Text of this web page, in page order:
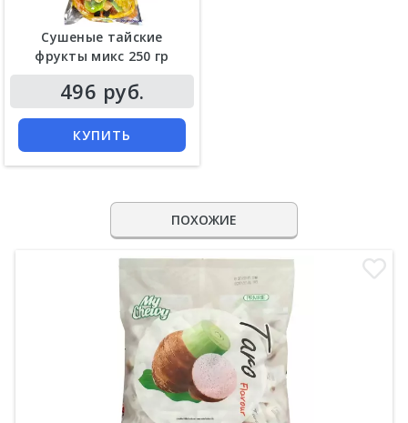
Сушеные тайские
фрукты микс 250 гр
496 руб.
КУПИТЬ
ПОХОЖИЕ